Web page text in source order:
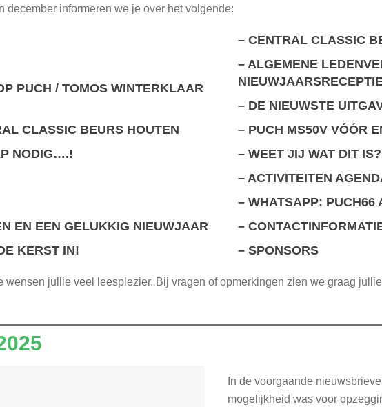
december informeren we je over het volgende:
PUCH / TOMOS WINTERKLAAR
CLASSIC BEURS HOUTEN
NODIG….!
EN EEN GELUKKIG NIEUWJAAR
KERST IN!
– CENTRAL CLASSIC
– ALGEMENE
– DE NIEUWSTE
– PUCH MS50V VÓÓR
– WEET JIJ WAT DIT
– ACTIVITEITEN
– WHATSAPP: PUCH66
–
– SPONSORS
wensen jullie veel leesplezier. Bij vragen of opmerkingen zien we graag
In de voorgaande
mogelijkheid was voor